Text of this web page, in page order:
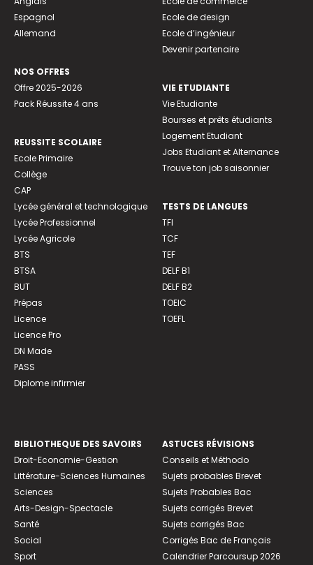
Espagnol
Allemand
NOS OFFRES
Offre 2025-2026
Pack Réussite 4 ans
REUSSITE SCOLAIRE
Ecole Primaire
Collège
CAP
Lycée général et technologique
Lycée Professionnel
Lycée Agricole
BTS
BTSA
BUT
Prépas
Licence
Licence Pro
DN Made
PASS
Diplome infirmier
Ecole de design
Ecole d’ingénieur
Devenir partenaire
VIE ETUDIANTE
Vie Etudiante
Bourses et prêts étudiants
Logement Etudiant
Jobs Etudiant et Alternance
Trouve ton job saisonnier
TESTS DE LANGUES
TFI
TCF
TEF
DELF B1
DELF B2
TOEIC
TOEFL
BIBLIOTHEQUE DES SAVOIRS
Droit-Economie-Gestion
Littérature-Sciences Humaines
Sciences
Arts-Design-Spectacle
Santé
Social
Sport
ASTUCES RÉVISIONS
Conseils et Méthodo
Sujets probables Brevet
Sujets Probables Bac
Sujets corrigés Brevet
Sujets corrigés Bac
Corrigés Bac de Français
Calendrier Parcoursup 2026